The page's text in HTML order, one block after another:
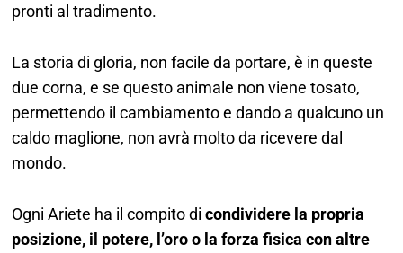
pronti al tradimento.
La storia di gloria, non facile da portare, è in queste
due corna, e se questo animale non viene tosato,
permettendo il cambiamento e dando a qualcuno un
caldo maglione, non avrà molto da ricevere dal
mondo.
Ogni Ariete ha il compito dicondividere la propria
posizione, il potere, l’oro o la forza fisica con altre